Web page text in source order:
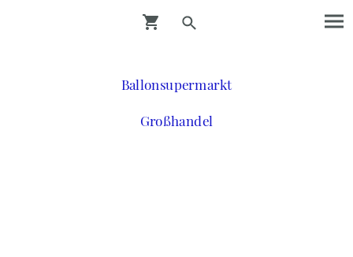
Ballonsupermarkt
Großhandel